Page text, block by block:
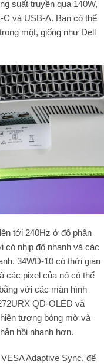
suất truyền qua 140W,
và USB-A. Bạn có thể
một, giống như Dell
tới 240Hz ở độ phân
có nhịp độ nhanh và các
34WD-10 có thời gian
các pixel của nó có thể
với các màn hình
QD-OLED và
tượng bóng mờ và
hồi nhanh hơn.
Adaptive Sync, để